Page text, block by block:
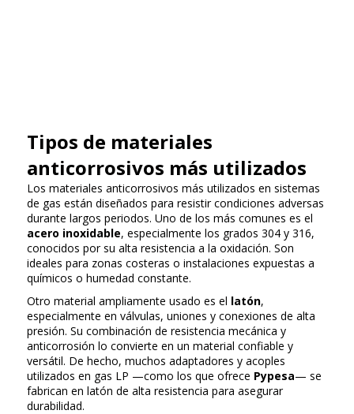
Tipos de materiales
anticorrosivos más utilizados
Los materiales anticorrosivos más utilizados en sistemas
de gas están diseñados para resistir condiciones adversas
durante largos periodos. Uno de los más comunes es el
acero inoxidable, especialmente los grados 304 y 316,
conocidos por su alta resistencia a la oxidación. Son
ideales para zonas costeras o instalaciones expuestas a
químicos o humedad constante.
Otro material ampliamente usado es el latón,
especialmente en válvulas, uniones y conexiones de alta
presión. Su combinación de resistencia mecánica y
anticorrosión lo convierte en un material confiable y
versátil. De hecho, muchos adaptadores y acoples
utilizados en gas LP —como los que ofrece Pypesa— se
fabrican en latón de alta resistencia para asegurar
durabilidad.